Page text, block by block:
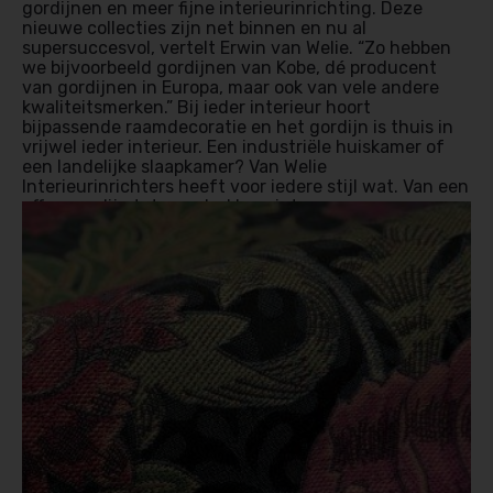
gordijnen en meer fijne interieurinrichting. Deze
nieuwe collecties zijn net binnen en nu al
supersuccesvol, vertelt Erwin van Welie. “Zo hebben
we bijvoorbeeld gordijnen van Kobe, dé producent
van gordijnen in Europa, maar ook van vele andere
kwaliteitsmerken.” Bij ieder interieur hoort
bijpassende raamdecoratie en het gordijn is thuis in
vrijwel ieder interieur. Een industriële huiskamer of
een landelijke slaapkamer? Van Welie
Interieurinrichters heeft voor iedere stijl wat. Van een
effen gordijn tot een drukke print